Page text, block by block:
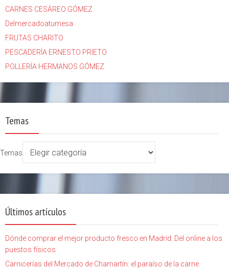
CARNES CESÁREO GÓMEZ
Delmercadoatumesa
FRUTAS CHARITO
PESCADERÍA ERNESTO PRIETO
POLLERÍA HERMANOS GÓMEZ
Temas
Temas
Últimos artículos
Dónde comprar el mejor producto fresco en Madrid: Del online a los
puestos físicos
Carnicerías del Mercado de Chamartín: el paraíso de la carne